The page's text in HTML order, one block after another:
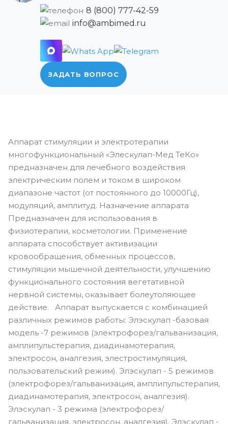
8 (800) 777-42-59
info@ambimed.ru
ЗАДАТЬ ВОПРОС
Аппарат стимуляции и электротерапии
многофункциональный «Элескулап-Мед ТеКо»
предназначен для лечебного воздействия
электрическим полем и током в широком
диапазоне частот (от постоянного до 10000Гц),
модуляций, амплитуд. Назначение аппарата
Предназначен для использования в
физиотерапии, косметологии. Применение
аппарата способствует активизации
кровообращения, обменных процессов,
стимуляции мышечной деятельности, улучшению
функционального состояния вегетативной
нервной системы, оказывает болеутоляющее
действие. Аппарат выпускается с комбинацией
различных режимов работы: Элэскулап -базовая
модель -7 режимов (электрофорез/гальванизация,
амплипульстерапия, диадинамотерапия,
электросон, аналгезия, элестростимуляция,
пользовательский режим). Элэскулап - 5 режимов
(электрофорез/гальванизация, амплипульстерапия,
диадинамотерапия, электросон, аналгезия).
Элэскулап - 3 режима (электрофорез/
гальванизация, электросон, аналгезия). Элэскулап -